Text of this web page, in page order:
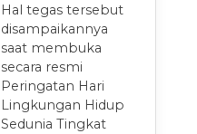
Hal tegas tersebut
disampaikannya
saat membuka
secara resmi
Peringatan Hari
Lingkungan Hidup
Sedunia Tingkat